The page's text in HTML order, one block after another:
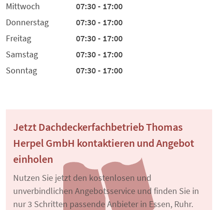
Mittwoch
07:30 - 17:00
Donnerstag
07:30 - 17:00
Freitag
07:30 - 17:00
Samstag
07:30 - 17:00
Sonntag
07:30 - 17:00
Jetzt Dachdeckerfachbetrieb Thomas
Herpel GmbH kontaktieren und Angebot
einholen
Nutzen Sie jetzt den kostenlosen und
unverbindlichen Angebotsservice und finden Sie in
nur 3 Schritten passende Anbieter in Essen, Ruhr.